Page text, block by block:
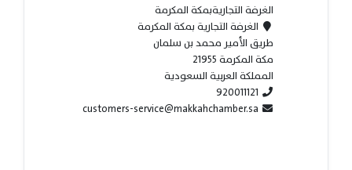
الغرفة التجاريةبمكة المكرمة
الغرفة التجارية بمكة المكرمة
طريق الأمير محمد بن سلمان
مكة المكرمة 21955
المملكة العربية السعودية
920011121
customers-service@makkahchamber.sa